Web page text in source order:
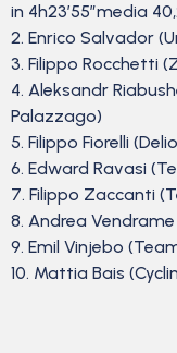
in 4h23’55″media
2. Enrico Salvador
3. Filippo Rocchetti
4. Aleksandr
Palazzago)
5. Filippo Fiorelli
6. Edward Ravasi
7. Filippo Zaccanti
8. Andrea Vendrame
9. Emil Vinjebo
10. Mattia Bais